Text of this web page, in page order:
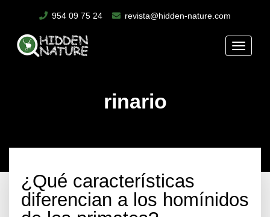
954 09 75 24 revista@hidden-nature.com
Toggle
rinario
¿Qué características
diferencian a los homínidos